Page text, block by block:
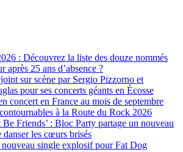
: Découvrez la liste des douze nommés
après 25 ans d’absence ?
sur scène par Sergio Pizzorno et
pour ses concerts géants en Écosse
concert en France au mois de septembre
à la Route du Rock 2026
Be Friends’ : Bloc Party partage un nouveau
les cœurs brisés
nouveau single explosif pour Fat Dog